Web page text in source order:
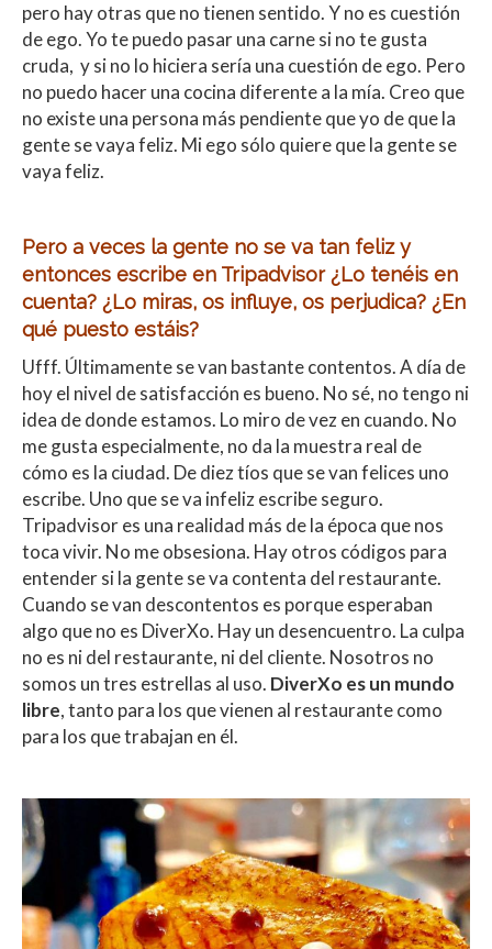
pero hay otras que no tienen sentido. Y no es cuestión
de ego. Yo te puedo pasar una carne si no te gusta
cruda, y si no lo hiciera sería una cuestión de ego. Pero
no puedo hacer una cocina diferente a la mía. Creo que
no existe una persona más pendiente que yo de que la
gente se vaya feliz. Mi ego sólo quiere que la gente se
vaya feliz.
Pero a veces la gente no se va tan feliz y
entonces escribe en Tripadvisor ¿Lo tenéis en
cuenta? ¿Lo miras, os influye, os perjudica? ¿En
qué puesto estáis?
Ufff. Últimamente se van bastante contentos. A día de
hoy el nivel de satisfacción es bueno. No sé, no tengo ni
idea de donde estamos. Lo miro de vez en cuando. No
me gusta especialmente, no da la muestra real de
cómo es la ciudad. De diez tíos que se van felices uno
escribe. Uno que se va infeliz escribe seguro.
Tripadvisor es una realidad más de la época que nos
toca vivir. No me obsesiona. Hay otros códigos para
entender si la gente se va contenta del restaurante.
Cuando se van descontentos es porque esperaban
algo que no es DiverXo. Hay un desencuentro. La culpa
no es ni del restaurante, ni del cliente. Nosotros no
somos un tres estrellas al uso. DiverXo es un mundo
libre, tanto para los que vienen al restaurante como
para los que trabajan en él.